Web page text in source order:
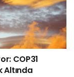
COP31
Altında